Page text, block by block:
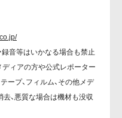
音等はいかなる場合も禁止
ィアの方や公式レポーター
ープ、フィルム、その他メデ
、悪質な場合は機材も没収